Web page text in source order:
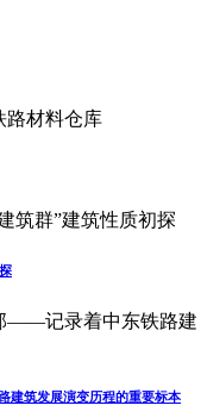
建筑发展演变历程的重要标本